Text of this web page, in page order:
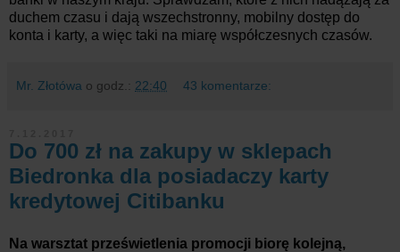
duchem czasu i dają wszechstronny, mobilny dostęp do
konta i karty, a więc taki na miarę współczesnych czasów.
Mr. Złotówa o godz.: 22:40 43 komentarze:
Do 700 zł na zakupy w sklepach
Biedronka dla posiadaczy karty
kredytowej Citibanku
Na warsztat prześwietlenia promocji biorę kolejną,